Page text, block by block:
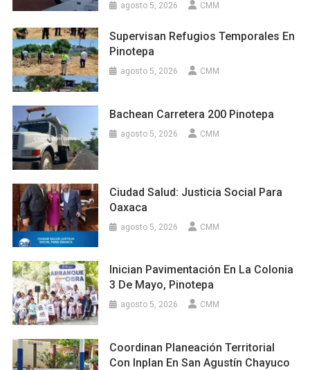
agosto 5, 2026 CMM
Supervisan Refugios Temporales En
Pinotepa
agosto 5, 2026 CMM
Bachean Carretera 200 Pinotepa
agosto 5, 2026 CMM
Ciudad Salud: Justicia Social Para
Oaxaca
agosto 5, 2026 CMM
Inician Pavimentación En La Colonia
3 De Mayo, Pinotepa
agosto 5, 2026 CMM
Coordinan Planeación Territorial
Con Inplan En San Agustín Chayuco